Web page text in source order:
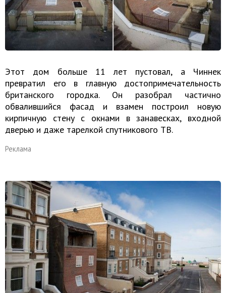
Этот дом больше 11 лет пустовал, а Чиннек
превратил его в главную достопримечательность
британского городка. Он разобрал частично
обвалившийся фасад и взамен построил новую
кирпичную стену с окнами в занавесках, входной
дверью и даже тарелкой спутникового ТВ.
Реклама